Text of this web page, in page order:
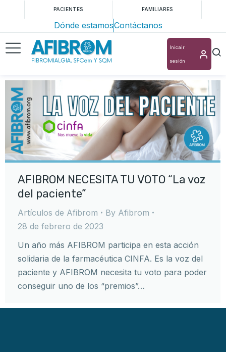
PACIENTES FAMILIARES
Dónde estamosContáctanos
Inicair
sesión
AFIBROM NECESITA TU VOTO “La voz
del paciente”
Artículos de Afibrom By Afibrom
28 de febrero de 2023
Un año más AFIBROM participa en esta acción
solidaria de la farmacéutica CINFA. Es la voz del
paciente y AFIBROM necesita tu voto para poder
conseguir uno de los “premios”…